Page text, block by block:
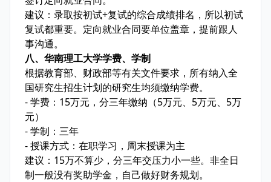
建议：录取按初试+复试的综合成绩排名，所以初试
复试都重要。定向就业合同要单位盖章，提前跟人
事沟通。
八、华南理工大学学费、学制
根据教育部、财政部等有关文件要求，所有纳入全
国研究生招生计划的研究生均须缴纳学费。
- 学费：15万元，分三年缴纳（5万元、5万元、5万
元）
- 学制：三年
- 授课方式：在职学习，周末授课为主
建议：15万不算少，分三年交压力小一些。非全日
制一般没有奖助学金，自己做好财务规划。